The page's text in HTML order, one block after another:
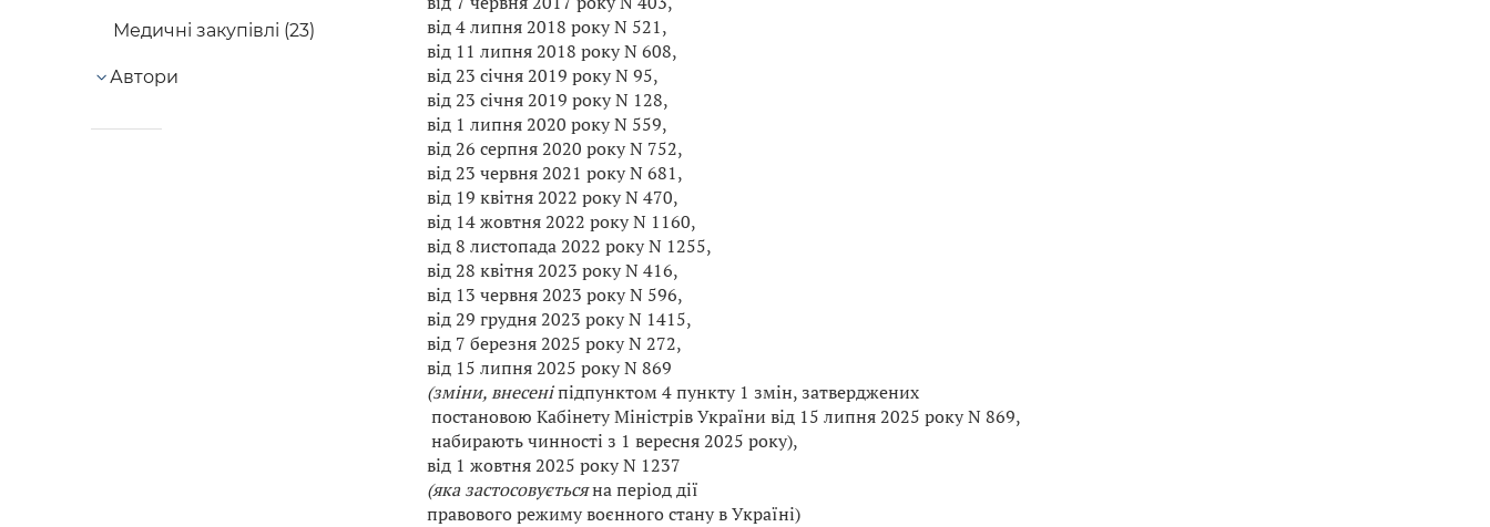
Медичні закупівлі (23)
Автори
від 4 липня 2018 року N 521,
від 11 липня 2018 року N 608,
від 23 січня 2019 року N 95,
від 23 січня 2019 року N 128,
від 1 липня 2020 року N 559,
від 26 серпня 2020 року N 752,
від 23 червня 2021 року N 681,
від 19 квітня 2022 року N 470,
від 14 жовтня 2022 року N 1160,
від 8 листопада 2022 року N 1255,
від 28 квітня 2023 року N 416,
від 13 червня 2023 року N 596,
від 29 грудня 2023 року N 1415,
від 7 березня 2025 року N 272,
від 15 липня 2025 року N 869
(зміни, внесеніпідпунктом 4 пункту 1 змін, затверджених
постановою Кабінету Міністрів України від 15 липня 2025 року N 869,
набирають чинності з 1 вересня 2025 року),
від 1 жовтня 2025 року N 1237
(яка застосовуєтьсяна період дії
правового режиму воєнного стану в Україні)